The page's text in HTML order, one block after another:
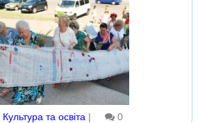
Культура та освіта | 0